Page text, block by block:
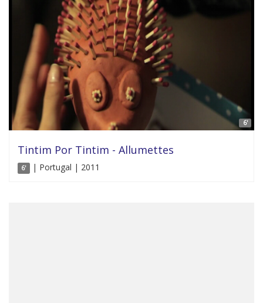
6'
Tintim Por Tintim - Allumettes
6' | Portugal | 2011